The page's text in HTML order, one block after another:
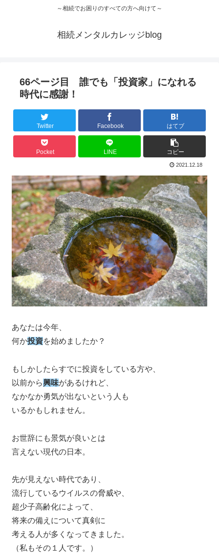
～相続でお困りのすべての方へ向けて～
相続メンタルカレッジblog
66ページ目 誰でも「投資家」になれる
時代に感謝！
Twitter Facebook はてブ
Pocket LINE コピー
2021.12.18
あなたは今年、
何か投資を始めましたか？
もしかしたらすでに投資をしている方や、
以前から興味があるけれど、
なかなか勇気が出ないという人も
いるかもしれません。
お世辞にも景気が良いとは
言えない現代の日本。
先が見えない時代であり、
流行しているウイルスの脅威や、
超少子高齢化によって、
将来の備えについて真剣に
考える人が多くなってきました。
（私もその１人です。）